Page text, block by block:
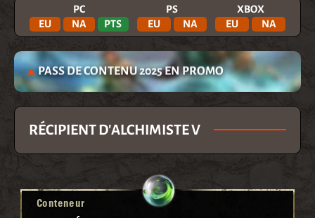
PC
EU
NA PTS
PS
EU
NA
XBOX
EU
NA
PASS DE CONTENU 2025 EN PROMO
RÉCIPIENT D'ALCHIMISTE V
Conteneur